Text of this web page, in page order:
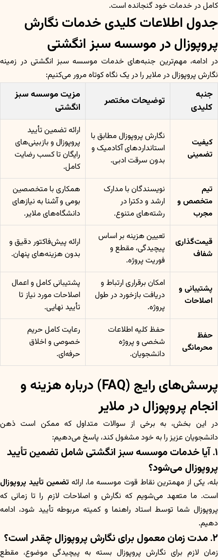
کامل در خدمات خود گنجانده است.
جدول اطلاعات کلیدی خدمات نگارش
پروپوزال در موسسه سبز انگشتی
در ادامه، مهم‌ترین جنبه‌های خدمات موسسه سبز انگشتی در زمینه
نگارش پروپوزال در ملایر را در یک نگاه کوتاه مرور می‌کنیم:
جنبه
کلیدی
توضیحات مختصر
مزیت موسسه سبز
انگشتی
کیفیت
تضمینی
نگارش پروپوزال مطابق با
استانداردهای آکادمیک و
بدون سرقت ادبی.
ارائه تضمین تأیید
پروپوزال و بازبینی‌های
رایگان تا کسب رضایت
کامل.
تیم
متخصص و
مجرب
نویسندگان با مدارک
ارشد و دکترا در
رشته‌های متنوع.
همکاری با متخصصین
بومی و آشنا به نیازهای
دانشگاه‌های ملایر.
قیمت‌گذاری
شفاف
تعیین هزینه بر اساس
پیچیدگی، مقطع و
فوریت پروژه.
ارائه پیش‌فاکتور دقیق و
بدون هزینه‌های پنهان.
پشتیبانی و
اصلاحات
امکان برقراری ارتباط و
دریافت بازخورد در طول
پروژه.
پشتیبانی کامل و اعمال
اصلاحات مورد نیاز تا
تأیید نهایی.
حفظ
محرمانگی
حفظ کلیه اطلاعات
شخصی و پروژه
دانشجویان.
رعایت کامل حریم
خصوصی و اخلاق
حرفه‌ای.
پرسش‌های رایج (FAQ) درباره هزینه و
انجام پروپوزال در ملایر
در این بخش، به برخی از سوالات متداول که ممکن است ذهن
دانشجویان عزیز را به خود مشغول کند، پاسخ می‌دهیم:
۱. آیا خدمات موسسه سبز انگشتی شامل تضمین تأیید
پروپوزال می‌شود؟
بله، یکی از مهمترین نقاط قوت موسسه ما، ارائه تضمین تأیید پروپوزال
است. ما متعهد می‌شویم که نگارش و اصلاحات لازم را تا زمانی که
پروپوزال شما توسط استاد راهنما و کمیته مربوطه تأیید شود، ادامه
دهیم.
۲. مدت زمان معمول برای نگارش پروپوزال چقدر است؟
زمان لازم برای نگارش پروپوزال بسته به پیچیدگی موضوع، مقطع